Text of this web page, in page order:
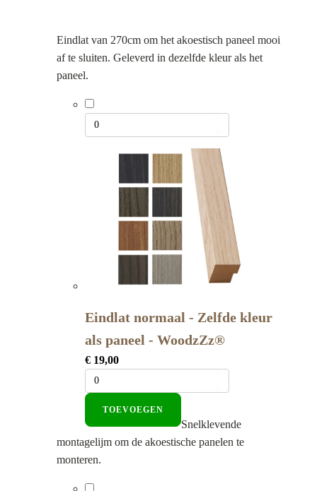
Eindlat van 270cm om het akoestisch paneel mooi
af te sluiten. Geleverd in dezelfde kleur als het
paneel.
Eindlat normaal - Zelfde kleur
als paneel - WoodzZz®
€ 19,00
TOEVOEGEN
Snelklevende
montagelijm om de akoestische panelen te
monteren.